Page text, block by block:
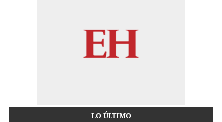
LO ÚLTIMO